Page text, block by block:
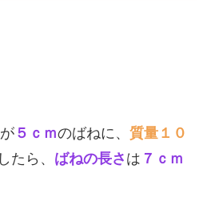
が５ｃｍのばねに、 質量１０
たら、 ばねの長さ は ７ｃｍ